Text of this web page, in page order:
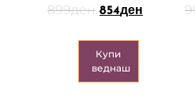
899ден 854ден
Купи
веднаш